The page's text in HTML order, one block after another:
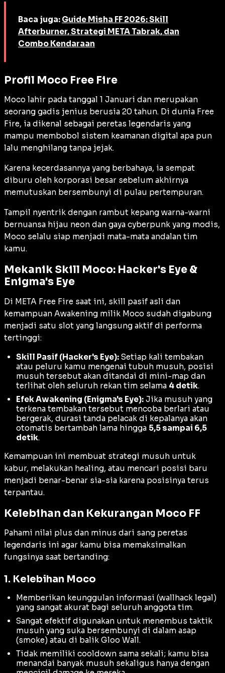
Baca juga: Guide Misha FF 2026: Skill
Afterburner, Strategi META Tabrak, dan
Combo Kendaraan
Profil Moco Free Fire
Moco lahir pada tanggal 1 Januari dan merupakan
seorang gadis jenius berusia 20 tahun. Di dunia Free
Fire, ia dikenal sebagai peretas legendaris yang
mampu membobol sistem keamanan digital apa pun
lalu menghilang tanpa jejak.
Karena kecerdasannya yang berbahaya, ia sempat
diburu oleh korporasi besar sebelum akhirnya
memutuskan bersembunyi di pulau pertempuran.
Tampil nyentrik dengan rambut kepang warna-warni
bernuansa hijau neon dan gaya cyberpunk yang modis,
Moco selalu siap menjadi mata-mata andalan tim
kamu.
Mekanik Skill Moco: Hacker's Eye &
Enigma's Eye
Di META Free Fire saat ini, skill pasif asli dan
kemampuan Awakening milik Moco sudah digabung
menjadi satu slot yang langsung aktif di performa
tertinggi:
Skill Pasif (Hacker's Eye): Setiap kali tembakan
atau peluru kamu mengenai tubuh musuh, posisi
musuh tersebut akan ditandai di mini-map dan
terlihat oleh seluruh rekan tim selama 4 detik.
Efek Awakening (Enigma's Eye): Jika musuh yang
terkena tembakan tersebut mencoba berlari atau
bergerak, durasi tanda pelacak di kepalanya akan
otomatis bertambah lama hingga 5,5 sampai 6,5
detik.
Kemampuan ini membuat strategi musuh untuk
kabur, melakukan healing, atau mencari posisi baru
menjadi benar-benar sia-sia karena posisinya terus
terpantau.
Kelebihan dan Kekurangan Moco FF
Pahami nilai plus dan minus dari sang peretas
legendaris ini agar kamu bisa memaksimalkan
fungsinya saat bertanding:
1. Kelebihan Moco
Memberikan keunggulan informasi (wallhack legal)
yang sangat akurat bagi seluruh anggota tim.
Sangat efektif digunakan untuk menembus taktik
musuh yang suka bersembunyi di dalam asap
(smoke) atau di balik Gloo Wall.
Tidak memiliki cooldown sama sekali; kamu bisa
menandai banyak musuh sekaligus hanya dengan